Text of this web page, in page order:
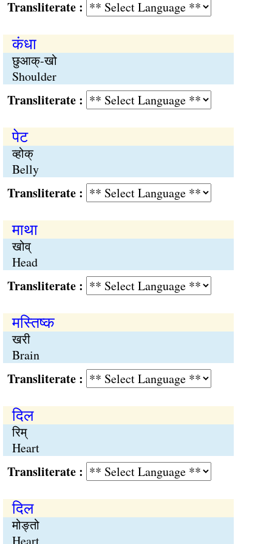
:
कंधा
छुआक्-खो
Shoulder
:
पेट
व्होक्
Belly
:
माथा
खोव्
Head
:
मस्तिष्क
खरी
Brain
:
दिल
रिम्
Heart
:
दिल
मोङ्तो
Heart